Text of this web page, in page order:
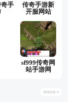
手
传奇手游新
开服网站
sf999传奇网
站手游网